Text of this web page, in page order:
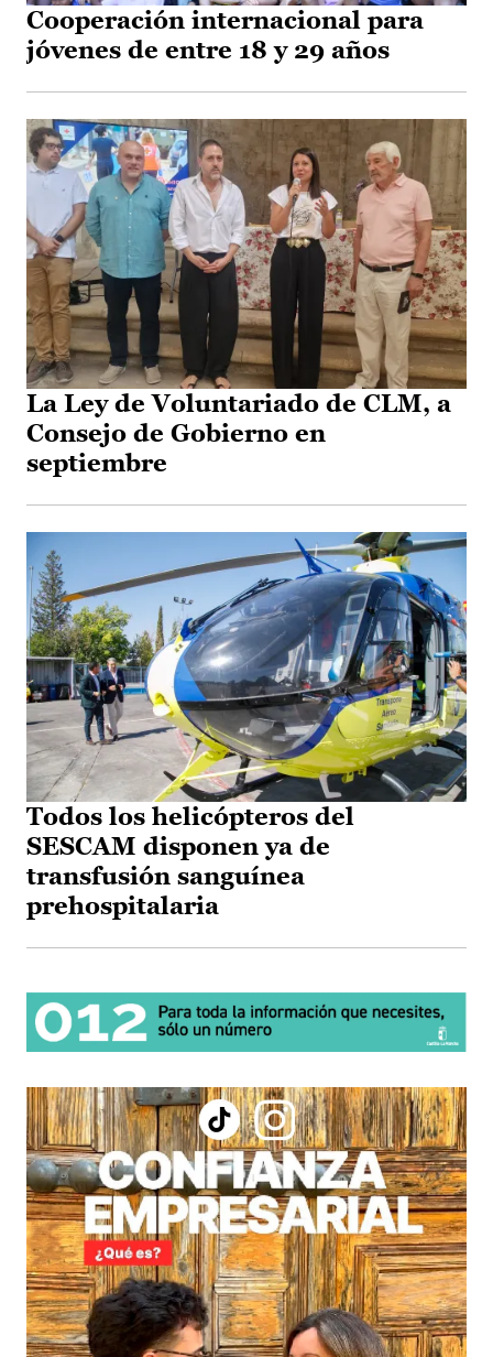
Cooperación internacional para
jóvenes de entre 18 y 29 años
La Ley de Voluntariado de CLM, a
Consejo de Gobierno en
septiembre
Todos los helicópteros del
SESCAM disponen ya de
transfusión sanguínea
prehospitalaria